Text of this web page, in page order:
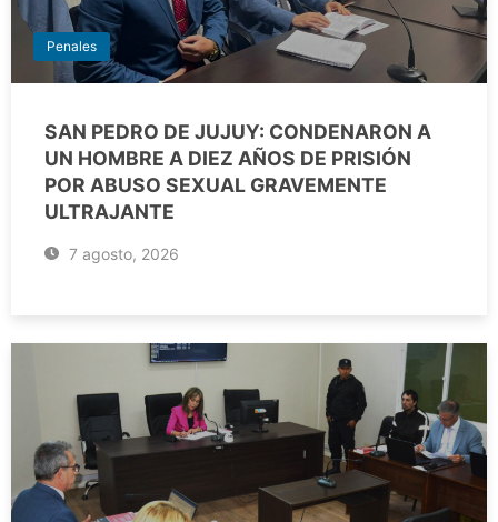
Penales
SAN PEDRO DE JUJUY: CONDENARON A
UN HOMBRE A DIEZ AÑOS DE PRISIÓN
POR ABUSO SEXUAL GRAVEMENTE
ULTRAJANTE
7 agosto, 2026